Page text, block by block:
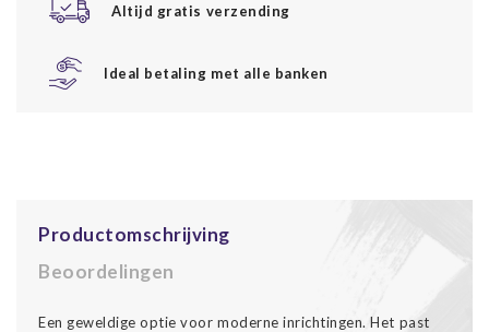
Altijd gratis verzending
Ideal betaling met alle banken
Productomschrijving
Beoordelingen
Een geweldige optie voor moderne inrichtingen. Het past